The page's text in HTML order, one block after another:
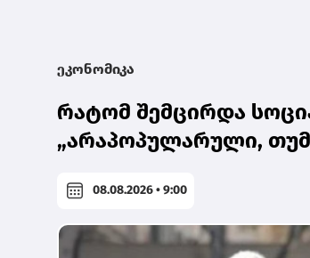
ეკონომიკა
რატომ შემცირდა
„არაპოპულარული,
08.08.2026 • 9:00